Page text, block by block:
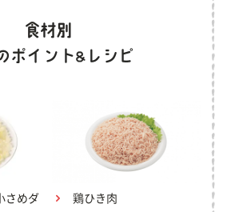
さめダ
鶏ひき肉